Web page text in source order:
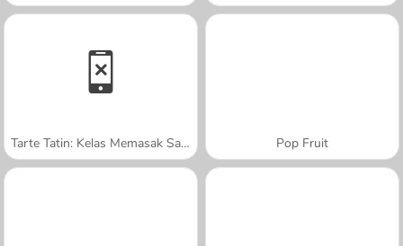
Tarte Tatin: Kelas Memasak Sara Pop Fruit